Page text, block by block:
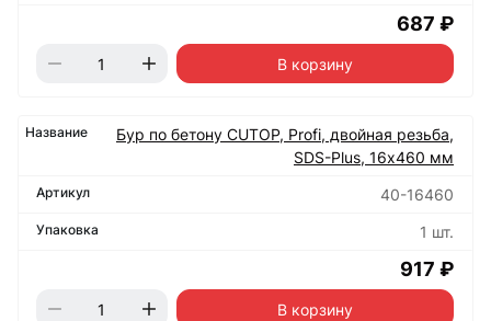
687 ₽
В корзину
Бур по бетону CUTOP, Profi, двойная резьба,
SDS-Plus, 16х460 мм
40-16460
1 шт.
917 ₽
В корзину